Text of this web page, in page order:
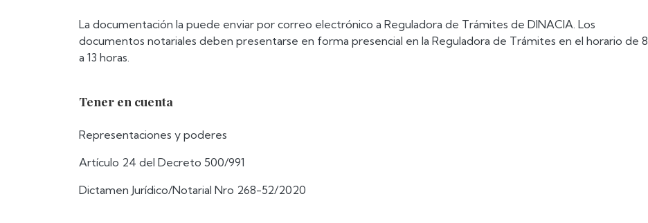
La documentación la puede enviar por correo electrónico a Reguladora de Trámites de DINACIA. Los
documentos notariales deben presentarse en forma presencial en la Reguladora de Trámites en el horario de 8
a 13 horas.
Tener en cuenta
Representaciones y poderes
Artículo 24 del Decreto 500/991
Dictamen Jurídico/Notarial Nro 268-52/2020